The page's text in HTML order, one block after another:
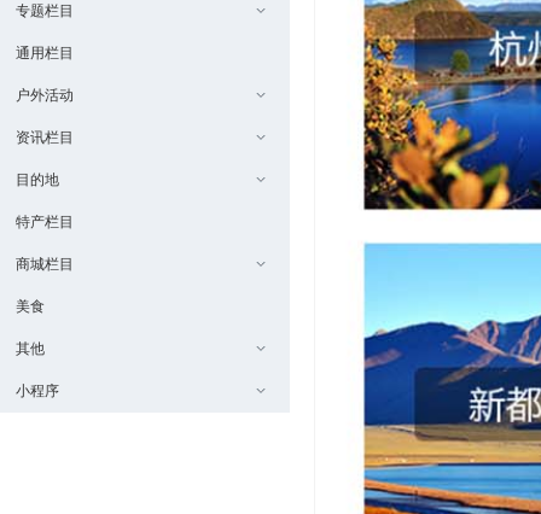
专题栏目
通用栏目
户外活动
资讯栏目
目的地
特产栏目
商城栏目
美食
其他
小程序